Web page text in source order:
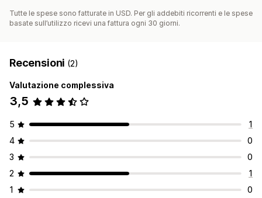
Tutte le spese sono fatturate in USD. Per gli addebiti ricorrenti e le spese
basate sull’utilizzo ricevi una fattura ogni 30 giorni.
Recensioni (2)
Valutazione complessiva
3,5
5
1
4
0
3
0
2
1
1
0